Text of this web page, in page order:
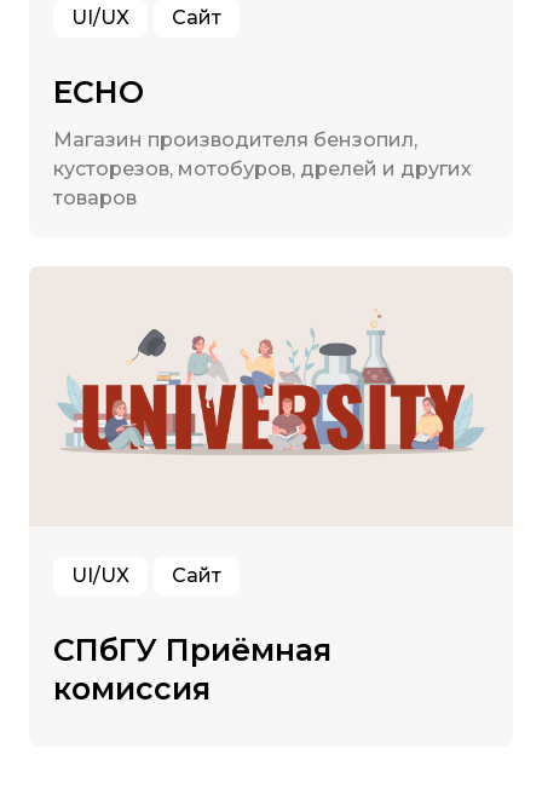
UI/UX Сайт
ECHO
Магазин производителя бензопил,
кусторезов, мотобуров, дрелей и других
товаров
UI/UX Сайт
СПбГУ Приёмная
комиссия